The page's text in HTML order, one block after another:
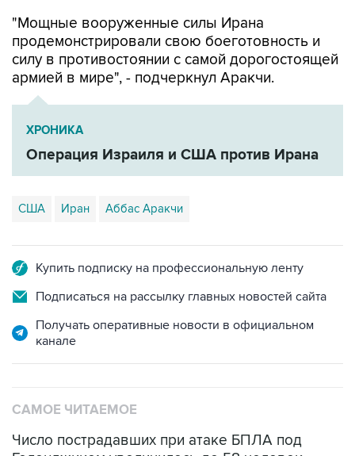
"Мощные вооруженные силы Ирана
продемонстрировали свою боеготовность и
силу в противостоянии с самой дорогостоящей
армией в мире", - подчеркнул Аракчи.
ХРОНИКА
Операция Израиля и США против Ирана
США Иран Аббас Аракчи
Купить подписку на профессиональную ленту
Подписаться на рассылку главных новостей сайта
Получать оперативные новости в официальном
канале
САМОЕ ЧИТАЕМОЕ
Число пострадавших при атаке БПЛА под